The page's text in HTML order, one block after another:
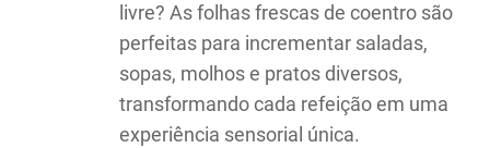
livre? As folhas frescas de coentro são
perfeitas para incrementar saladas,
sopas, molhos e pratos diversos,
transformando cada refeição em uma
experiência sensorial única.